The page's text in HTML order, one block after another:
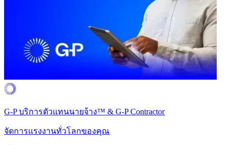
G-P บริการตัวแทนนายจ้าง™ & G-P Contractor​​
จัดการแรงงานทั่วโลกของคุณ​​